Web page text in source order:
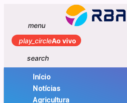
menu
play_circleAo vivo
search
Início
Notícias
Agricultura